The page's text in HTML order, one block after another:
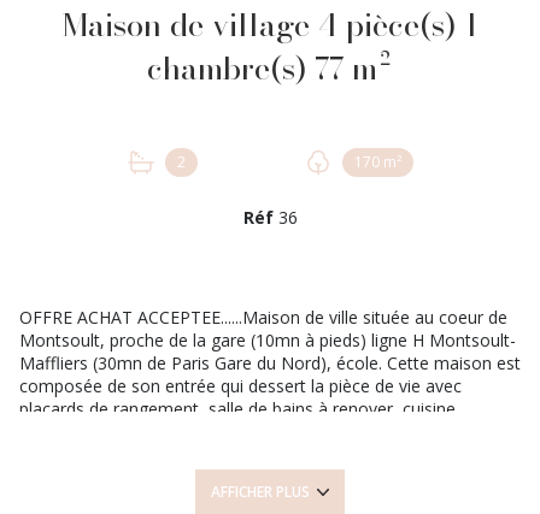
Maison de village 4 pièce(s) 1
chambre(s) 77 m²
2 170 m²
Réf 36
OFFRE ACHAT ACCEPTEE......Maison de ville située au coeur de
Montsoult, proche de la gare (10mn à pieds) ligne H Montsoult-
Maffliers (30mn de Paris Gare du Nord), école. Cette maison est
composée de son entrée qui dessert la pièce de vie avec
placards de rangement, salle de bains à renover, cuisine
Cette maison atypique offre des possibilités, des travaux sont à
AFFICHER PLUS